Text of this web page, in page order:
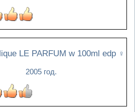
LE PARFUM w 100ml edp ♀
2005 год.